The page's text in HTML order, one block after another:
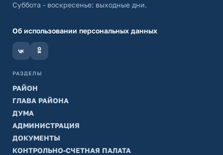
Суббота - воскресенье: выходные дни.
Об использовании персональных данных
РАЗДЕЛЫ
РАЙОН
ГЛАВА РАЙОНА
ДУМА
АДМИНИСТРАЦИЯ
ДОКУМЕНТЫ
КОНТРОЛЬНО-СЧЕТНАЯ ПАЛАТА